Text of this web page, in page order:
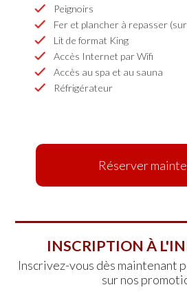
Peignoirs
Fer et plancher à repasser
Lit de format King
Accès Internet par Wifi
Accès au spa et au sauna
Réfrigérateur
Réserver
INSCRIPTION À
Inscrivez-vous dès maintenant
sur nos